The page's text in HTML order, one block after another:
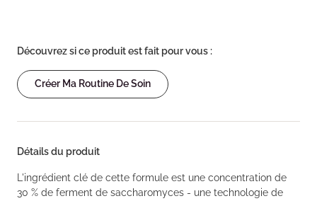
Découvrez si ce produit est fait pour vous :
Créer Ma Routine De Soin
Détails du produit
L'ingrédient clé de cette formule est une concentration de
30 % de ferment de saccharomyces - une technologie de